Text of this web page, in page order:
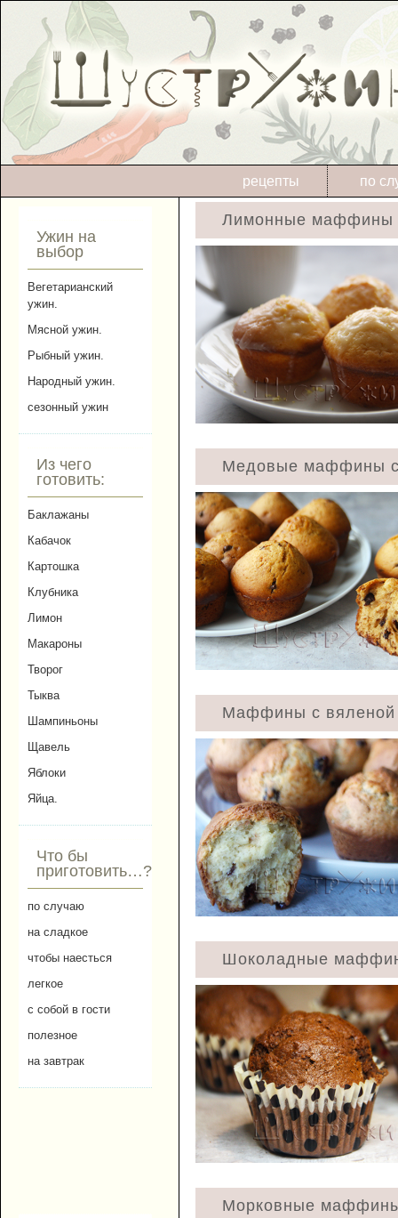
по
рецепты
Ужин на
выбор
Вегетарианский
ужин.
Мясной ужин.
Рыбный ужин.
Народный ужин.
сезонный ужин
Из чего
готовить:
Баклажаны
Кабачок
Картошка
Клубника
Лимон
Макароны
Творог
Тыква
Шампиньоны
Щавель
Яблоки
Яйца.
Что бы
приготовить…?
по случаю
на сладкое
чтобы наесться
легкое
с собой в гости
полезное
на завтрак
Лимонные маффины
Медовые маффины с
Маффины с вяленой
Шоколадные
Морковные